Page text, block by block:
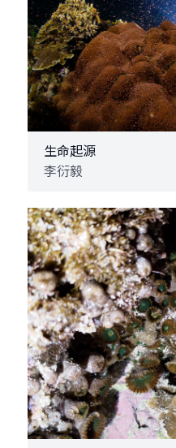
生命起源
李衍毅